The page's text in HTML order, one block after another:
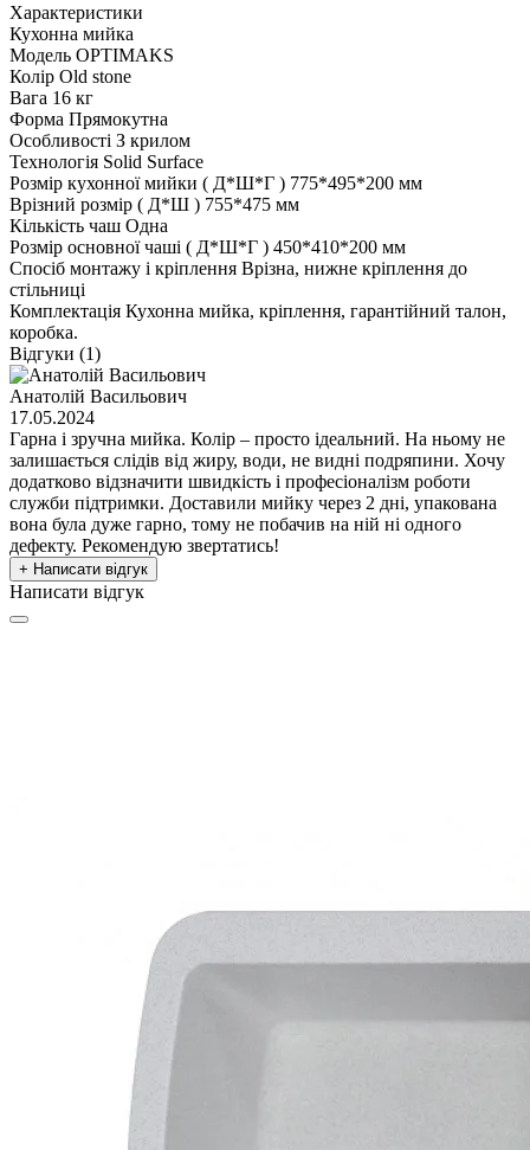
Характеристики
Кухонна мийка
Модель OPTIMAKS
Колір Old stone
Вага 16 кг
Форма Прямокутна
Особливості З крилом
Технологія Solid Surface
Розмір кухонної мийки ( Д*Ш*Г ) 775*495*200 мм
Врізний розмір ( Д*Ш ) 755*475 мм
Кількість чаш Одна
Розмір основної чаші ( Д*Ш*Г ) 450*410*200 мм
Спосіб монтажу і кріплення Врізна, нижне кріплення до
стільниці
Комплектація Кухонна мийка, кріплення, гарантійний талон,
коробка.
Відгуки (1)
Анатолій Васильович
17.05.2024
Гарна і зручна мийка. Колір – просто ідеальний. На ньому не
залишається слідів від жиру, води, не видні подряпини. Хочу
додатково відзначити швидкість і професіоналізм роботи
служби підтримки. Доставили мийку через 2 дні, упакована
вона була дуже гарно, тому не побачив на ній ні одного
дефекту. Рекомендую звертатись!
+ Написати відгук
Написати відгук